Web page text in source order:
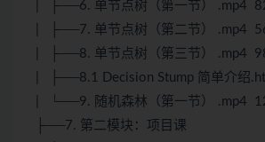
| ├──6. 单节点树（第一节） .mp4
| ├──7. 单节点树（第二节） .mp4
| ├──8. 单节点树（第三节） .mp4
| ├──8.1 Decision Stump 简单介绍
| └──9. 随机森林（第一节） .mp4
├──7. 第二模块：项目课